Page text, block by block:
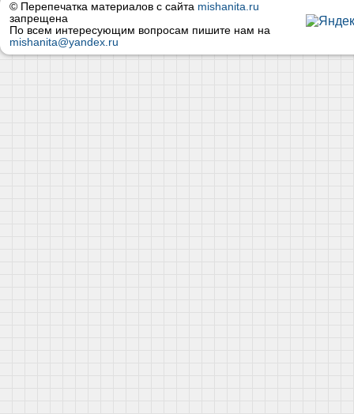
© Перепечатка материалов с сайта mishanita.ru
запрещена
По всем интересующим вопросам пишите нам на
mishanita@yandex.ru